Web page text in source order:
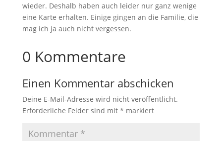
wieder. Deshalb haben auch leider nur ganz wenige
eine Karte erhalten. Einige gingen an die Familie, die
mag ich ja auch nicht vergessen.
0 Kommentare
Einen Kommentar abschicken
Deine E-Mail-Adresse wird nicht veröffentlicht.
Erforderliche Felder sind mit * markiert